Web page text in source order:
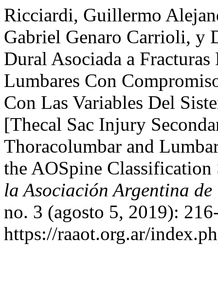
Ricciardi, Guillermo
Gabriel Genaro Carrioli, y
Dural Asociada a
Lumbares Con
Con Las Variables Del
[Thecal Sac Injury
Thoracolumbar and
the AOSpine
la Asociación Argentina
no. 3 (agosto 5, 2019):
https://raaot.org.ar/